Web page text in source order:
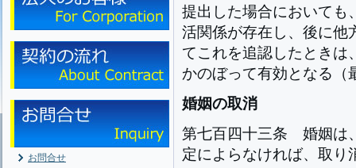
お問合せ
提出した場合においても
活関係が存在し、後に他
てこれを追認したときは
かのぼって有効となる（
婚姻の取消
第七百四十三条 婚姻は
定によらなければ、取り